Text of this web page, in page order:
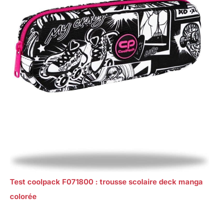
Test coolpack F071800 : trousse scolaire deck manga
colorée